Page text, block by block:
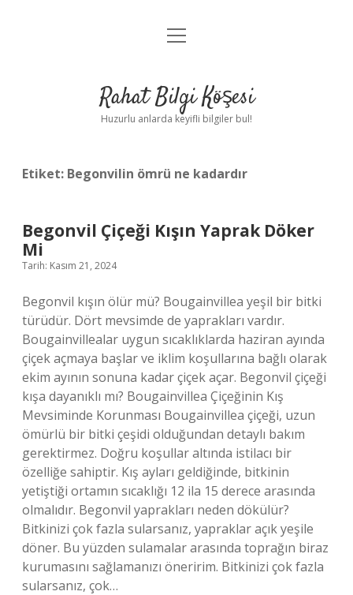
Anasayfa
Yasal Uyarı
menüyü
Rahat Bilgi Köşesi
Huzurlu anlarda keyifli bilgiler bul!
Etiket: Begonvilin ömrü ne kadardır
Begonvil Çiçeği Kışın Yaprak Döker
Mi
Tarih: Kasım 21, 2024
Begonvil kışın ölür mü? Bougainvillea yeşil bir bitki
türüdür. Dört mevsimde de yaprakları vardır.
Bougainvillealar uygun sıcaklıklarda haziran ayında
çiçek açmaya başlar ve iklim koşullarına bağlı olarak
ekim ayının sonuna kadar çiçek açar. Begonvil çiçeği
kışa dayanıklı mı? Bougainvillea Çiçeğinin Kış
Mevsiminde Korunması Bougainvillea çiçeği, uzun
ömürlü bir bitki çeşidi olduğundan detaylı bakım
gerektirmez. Doğru koşullar altında istilacı bir
özelliğe sahiptir. Kış ayları geldiğinde, bitkinin
yetiştiği ortamın sıcaklığı 12 ila 15 derece arasında
olmalıdır. Begonvil yaprakları neden dökülür?
Bitkinizi çok fazla sularsanız, yapraklar açık yeşile
döner. Bu yüzden sulamalar arasında toprağın biraz
kurumasını sağlamanızı öneririm. Bitkinizi çok fazla
sularsanız, çok…